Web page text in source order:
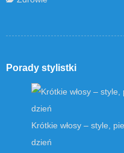
Porady stylistki
Krótkie włosy – style,
dzień